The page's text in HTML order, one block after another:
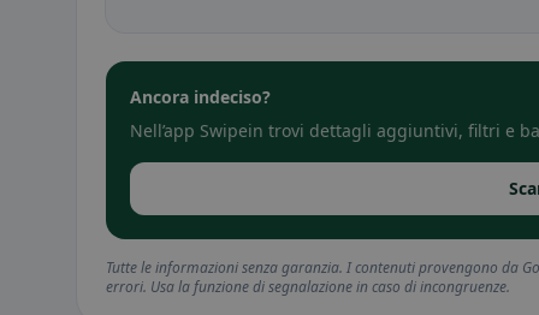
Ancora indeciso?
Nell’app Swipein trovi dettagli aggiuntivi, filtri e
Tutte le informazioni senza garanzia. I contenuti provengono da
errori. Usa la funzione di segnalazione in caso di incongruenze.